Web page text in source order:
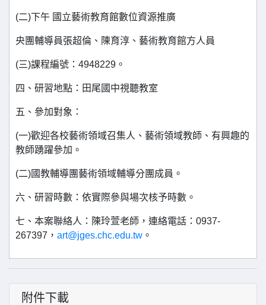
(⼆)下午 國立藝術教育館數位資源推廣
央團輔導員張超倫、陳育淳、藝術教育館方人員
(三)課程編號：4948229。
四、研習地點：田尾國中視聽教室
五、參加對象：
(⼀)歡迎各校藝術領域召集⼈、藝術領域教師、有興趣的
教師踴躍參加。
(⼆)國教輔導團藝術領域輔導分團成員。
六、研習時數：依實際參與場次核予時數。
七、本案聯絡⼈：陳玲萱老師，連絡電話：0937-
267397， art@jges.chc.edu.tw 。
附件下載